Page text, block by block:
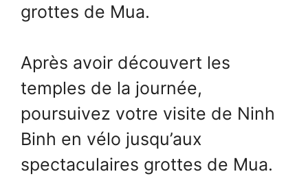
grottes de Mua.
Après avoir découvert les
temples de la journée,
poursuivez votre visite de Ninh
Binh en vélo jusqu’aux
spectaculaires grottes de Mua.